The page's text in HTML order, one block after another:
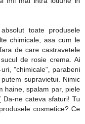
toate produsele
chimicale, asa cum le
de care castravetele
de rosie crema. Ai
"chimicale", parabeni
supravietui. Nimic
haine, spalam par, piele
ne cateva sfaturi! Tu
cosmetice? Ce